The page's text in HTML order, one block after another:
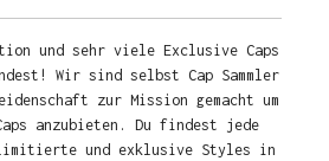
und sehr viele Exclusive Caps
Wir sind selbst Cap Sammler
zur Mission gemacht um
anzubieten. Du findest jede
limitierte und exklusive Styles in